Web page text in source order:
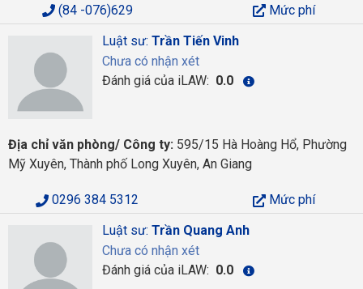
(84 -076)629
Mức phí
Luật sư: Trần Tiến Vinh
Chưa có nhận xét
Đánh giá của iLAW: 0.0
Địa chỉ văn phòng/ Công ty: 595/15 Hà Hoàng Hổ, Phường
Mỹ Xuyên, Thành phố Long Xuyên, An Giang
0296 384 5312
Mức phí
Luật sư: Trần Quang Anh
Chưa có nhận xét
Đánh giá của iLAW: 0.0